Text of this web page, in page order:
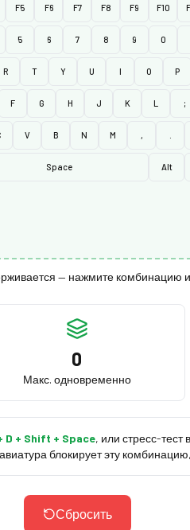
F5 F6 F7 F8 F9 F10
5 6 7 8 9 0
R T Y U I O P
F G H J K L ;
V B N M ,
Space Alt
— нажмите комбинацию
0
Макс. одновременно
D + Shift + Space, или стресс-тест
блокирует эту
Сбросить